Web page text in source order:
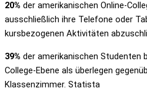
20% der amerikanischen Online-
ausschließlich ihre Telefone oder
kursbezogenen Aktivitäten
39% der amerikanischen Studenten
College-Ebene als überlegen
Klassenzimmer. Statista